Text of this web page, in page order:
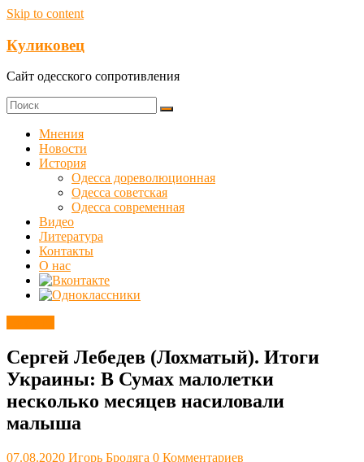
Skip to content
Куликовец
Сайт одесского сопротивления
Мнения
Новости
История
Одесса дореволюционная
Одесса советская
Одесса современная
Видео
Литература
Контакты
О нас
Сергей Лебедев (Лохматый). Итоги
Украины: В Сумах малолетки
несколько месяцев насиловали
малыша
07.08.2020 Игорь Бродяга 0 Комментариев